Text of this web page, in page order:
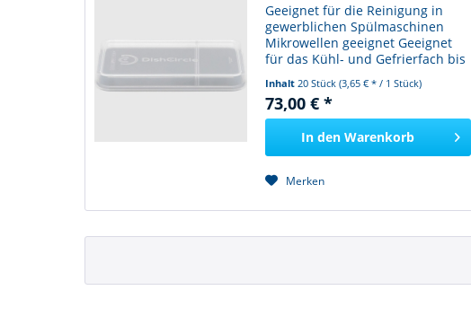
Geeignet für die Reinigung in
gewerblichen Spülmaschinen
Mikrowellen geeignet Geeignet
für das Kühl- und Gefrierfach bis
Deckel Auslaufsicher
Lebensmittelecht 100 % BPA-
freier Kunststoff Hergestellt in...
Inhalt 20 Stück(3,65 € * / 1 Stück)
73,00 € *
In den Warenkorb
Merken